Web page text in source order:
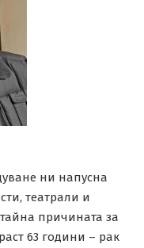
ни напусна
театрали и
причината за
63 години – рак